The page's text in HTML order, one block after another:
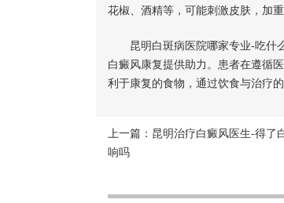
花椒、酒精等，可能刺激皮肤，加
昆明白斑病医院哪家专业-吃什么
白癜风康复提供助力。患者在遵循
利于康复的食物，通过饮食与治疗
上一篇： 昆明治疗白癜风医生-得了
响吗